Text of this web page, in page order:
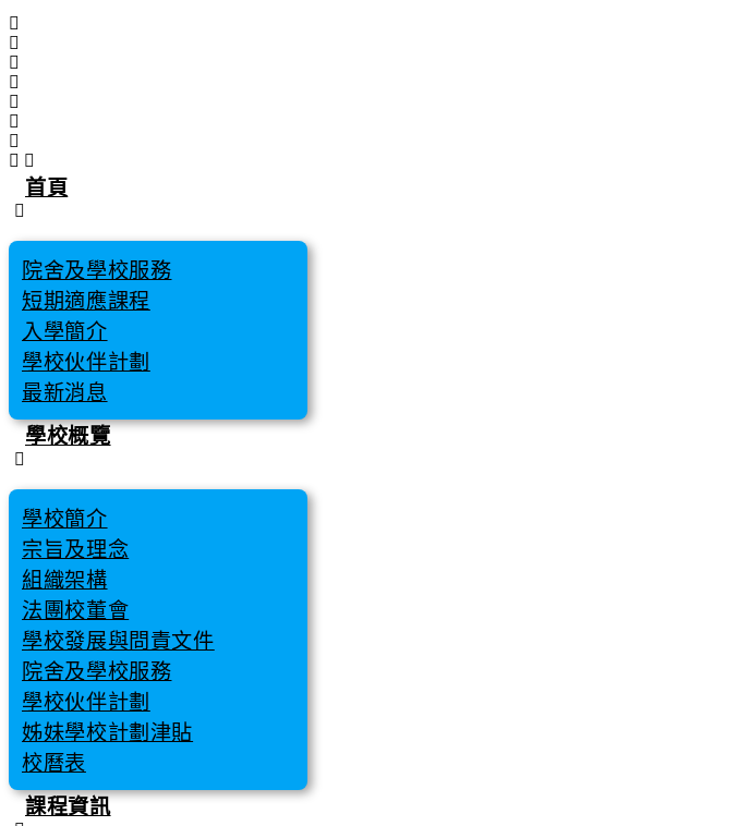
跳
至
主
要
內
容
首頁
院舍及學校服務
短期適應課程
入學簡介
學校伙伴計劃
最新消息
學校概覽
學校簡介
宗旨及理念
組織架構
法團校董會
學校發展與問責文件
院舍及學校服務
學校伙伴計劃
姊妹學校計劃津貼
校曆表
課程資訊